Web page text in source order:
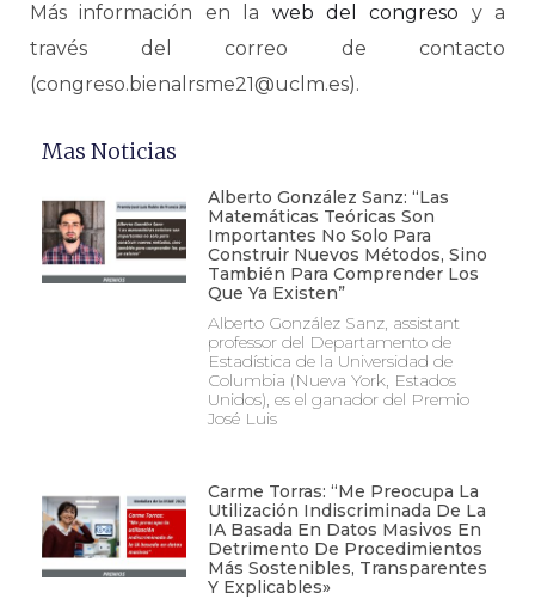
Más información en la web del congreso y a
través del correo de contacto
(congreso.bienalrsme21@uclm.es).
Mas Noticias
Alberto González Sanz: “Las
Matemáticas Teóricas Son
Importantes No Solo Para
Construir Nuevos Métodos, Sino
También Para Comprender Los
Que Ya Existen”
Alberto González Sanz, assistant
professor del Departamento de
Estadística de la Universidad de
Columbia (Nueva York, Estados
Unidos), es el ganador del Premio
José Luis
Carme Torras: “Me Preocupa La
Utilización Indiscriminada De La
IA Basada En Datos Masivos En
Detrimento De Procedimientos
Más Sostenibles, Transparentes
Y Explicables»